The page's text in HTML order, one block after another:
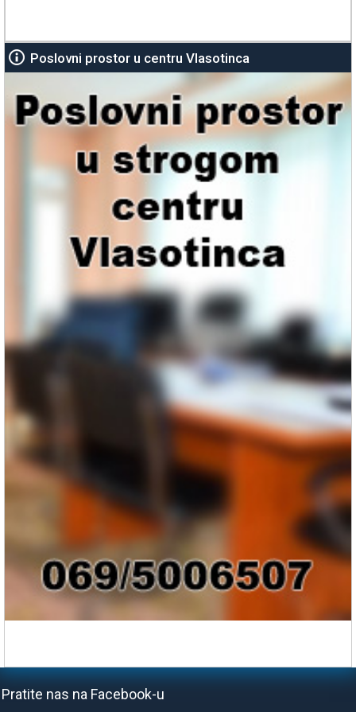
Poslovni prostor u centru Vlasotinca
Pratite nas na Facebook-u